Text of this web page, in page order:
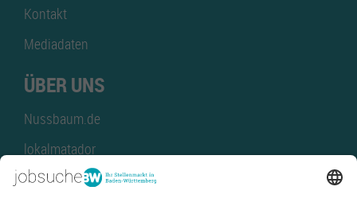
Kontakt
Mediadaten
ÜBER UNS
Nussbaum.de
lokalmatador
kaufinBW